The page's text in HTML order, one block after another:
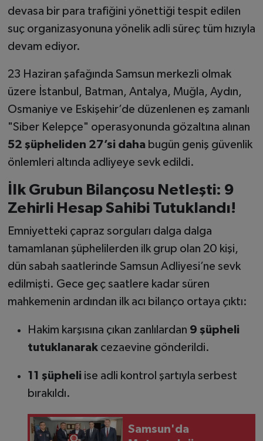
devasa bir para trafiğini yönettiği tespit edilen
suç organizasyonuna yönelik adli süreç tüm hızıyla
devam ediyor.
23 Haziran şafağında Samsun merkezli olmak
üzere İstanbul, Batman, Antalya, Muğla, Aydın,
Osmaniye ve Eskişehir’de düzenlenen eş zamanlı
"Siber Kelepçe" operasyonunda gözaltına alınan
52 şüpheliden 27’si dahabugün geniş güvenlik
önlemleri altında adliyeye sevk edildi.
İlk Grubun Bilançosu Netleşti: 9
Zehirli Hesap Sahibi Tutuklandı!
Emniyetteki çapraz sorguları dalga dalga
tamamlanan şüphelilerden ilk grup olan 20 kişi,
dün sabah saatlerinde Samsun Adliyesi’ne sevk
edilmişti. Gece geç saatlere kadar süren
mahkemenin ardından ilk acı bilanço ortaya çıktı:
Hakim karşısına çıkan zanlılardan 9 şüpheli
tutuklanarakcezaevine gönderildi.
11 şüpheliise adli kontrol şartıyla serbest
bırakıldı.
Samsun'da